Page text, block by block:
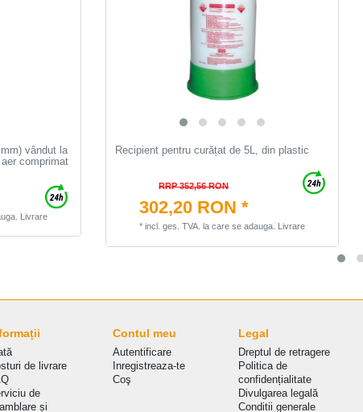
vândut la
comprimat
Livrare
Recipient pentru curățat de 5L, din plastic
RRP 352,56 RON
302,20 RON *
* incl. ges. TVA. la care se adauga. Livrare
de livrare
de
și
Contul meu
Autentificare
Inregistreaza-te
Coş
Legal
Dreptul de retragere
Politica de
сonfidențialitate
Divulgarea legală
Conditii generale